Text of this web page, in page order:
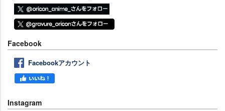
Facebook
Facebookアカウント
Instagram